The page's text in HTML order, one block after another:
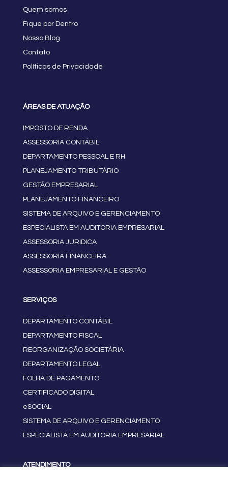
Quem somos
Fique por Dentro
Nosso Blog
Contato
Políticas de Privacidade
ÁREAS DE ATUAÇÃO
IMPOSTO DE RENDA
ASSESSORIA CONTÁBIL
DEPARTAMENTO PESSOAL E RH
PLANEJAMENTO TRIBUTÁRIO
GESTÃO EMPRESARIAL
PLANEJAMENTO FINANCEIRO
SISTEMA DE ARQUIVO E GERENCIAMENTO
ESPECIALISTA EM AUDITORIA EMPRESARIAL
ASSESSORIA JURIDICA
ASSESSORIA FINANCEIRA
ASSESSORIA EMPRESARIAL E GESTÃO
SERVIÇOS
DEPARTAMENTO CONTÁBIL
DEPARTAMENTO FISCAL
REORGANIZAÇÃO SOCIETÁRIA
DEPARTAMENTO LEGAL
FOLHA DE PAGAMENTO
CERTIFICADO DIGITAL
eSOCIAL
SISTEMA DE ARQUIVO E GERENCIAMENTO
ESPECIALISTA EM AUDITORIA EMPRESARIAL
ATENDIMENTO